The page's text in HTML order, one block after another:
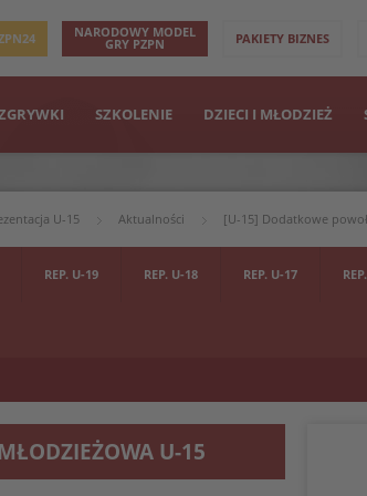
NARODOWY MODEL
GRY PZPN PAKIETY BIZNES
SZKOLENIE DZIECI I MŁODZIEŻ
U-15 Aktualności [U-15] Dodatkowe
REP. U-19 REP. U-18 REP. U-17
U-15